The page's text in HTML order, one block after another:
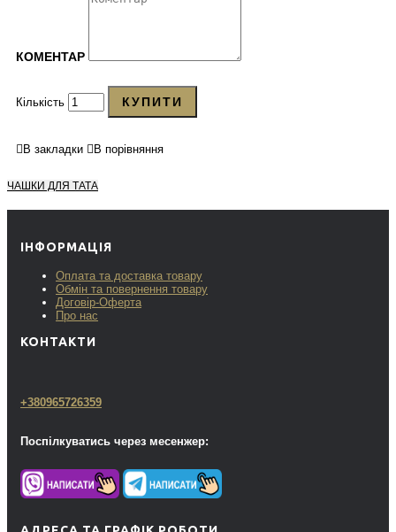
КОМЕНТАР
Кількість КУПИТИ
В закладки В порівняння
ЧАШКИ ДЛЯ ТАТА
ІНФОРМАЦІЯ
Оплата та доставка товару
Обмін та повернення товару
Договір-Оферта
Про нас
КОНТАКТИ
+380965726359
Поспілкуватись через месенжер: